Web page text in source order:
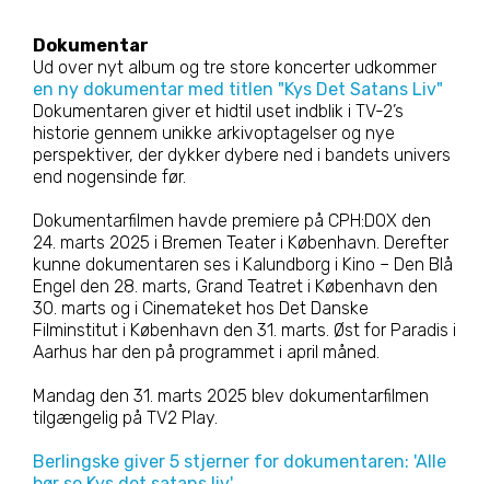
Dokumentar
Ud over nyt album og tre store koncerter udkommer
en ny dokumentar med titlen "Kys Det Satans Liv"
Dokumentaren giver et hidtil uset indblik i TV-2’s
historie gennem unikke arkivoptagelser og nye
perspektiver, der dykker dybere ned i bandets univers
end nogensinde før.
Dokumentarfilmen havde premiere på CPH:DOX den
24. marts 2025 i Bremen Teater i København. Derefter
kunne dokumentaren ses i Kalundborg i Kino – Den Blå
Engel den 28. marts, Grand Teatret i København den
30. marts og i Cinemateket hos Det Danske
Filminstitut i København den 31. marts. Øst for Paradis i
Aarhus har den på programmet i april måned.
Mandag den 31. marts 2025 blev dokumentarfilmen
tilgængelig på TV2 Play.
Berlingske giver 5 stjerner for dokumentaren: 'Alle